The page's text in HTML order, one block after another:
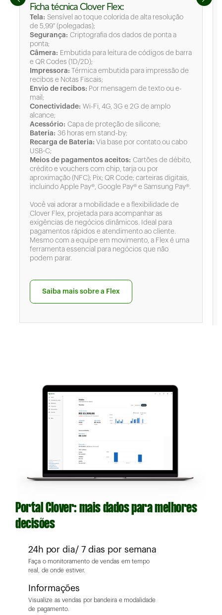
Ficha técnica Clover Flex:
Tela: Sensível ao toque colorida de alta resolução
de 5,99" (polegadas);
Segurança: Criptografia dos dados de ponta a
ponta;
Câmera: Embutida para leitura de códigos de barra
e QR Codes (1D/2D);
Impressora: Térmica embutida para impressão de
recibos e Notas Fiscais;
Envio de recibos: Por mensagem de texto ou e-
mail;
Conectividade: Wi-Fi, 4G, 3G e 2G de amplo
alcance;
Acessório: Capa de proteção de silicone;
Bateria: 36 horas em stand-by;
Recarga de Bateria: Via base por contato ou cabo
USB-C;
Meios de pagamentos aceitos: Cartões de débito,
crédito e vouchers com chip, tarja ou por
aproximação (NFC); Pix; QR Code; carteiras digitais,
incluindo Apple Pay®, Google Pay® e Samsung Pay®.
Você vai adorar a mobilidade e a flexibilidade de
Clover Flex, projetada para acompanhar as
exigências de negócios dinâmicos. Ideal para
pagamentos rápidos e atendimento ao cliente.
Mesmo com a equipe em movimento, a Flex é uma
ferramenta essencial para negócios que não
podem parar.
Saiba mais sobre a Flex
Portal Clover: mais dados para melhores
decisões
24h por dia/ 7 dias por semana
Faça o monitoramento de vendas em tempo
real, de onde estiver.
Informações
Visualize as vendas por bandeira e modalidade
de pagamento.